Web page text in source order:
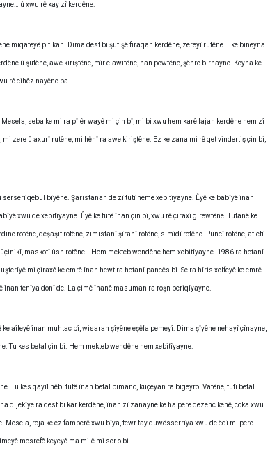
û xwu rê kay zî kerdêne.
miqateyê pitikan. Dima dest bi şutişê firaqan kerdêne, zereyî rutêne. Eke bineyna
û şutêne, awe kiriştêne, mîr elawitêne, nan pewtêne, şêhre birnayne. Keyna ke
rê cihêz nayêne pa.
seba ke mi ra pîlêr wayê mi çin bî, mi bi xwu hem karê lajan kerdêne hem zî
zere û axurî rutêne, mi hênî ra awe kiriştêne. Ez ke zana mi rê qet vindertiş çin bi,
qebul bîyêne. Şaristanan de zî tutî heme xebitîyayne. Êyê ke babîyê înan
xwu de xebitîyayne. Êyê ke tutê înan çin bî, xwu rê çiraxî girewtêne. Tutanê ke
rotêne, qeşaşit rotêne, zimistanî şîranî rotêne, simîdî rotêne. Puncî rotêne, atletî
maskotî ûsn rotêne… Hem mekteb wendêne hem xebitîyayne. 1986 ra hetanî
mi çiraxê ke emrê înan hewt ra hetanî pancês bî. Se ra hîris xelfeyê ke emrê
tenîya donî de. La çimê înanê masuman ra roşn beriqîyayne.
aîleyê înan muhtac bî, wisaran şîyêne eşêfa pemeyî. Dima şîyêne nehayî çînayne,
Tu kes betal çin bi. Hem mekteb wendêne hem xebitîyayne.
Tu kes qayîl nêbi tutê înan betal bimano, kuçeyan ra bigeyro. Vatêne, tutî betal
qijekîye ra dest bi kar kerdêne, înan zî zanayne ke ha pere qezenc kenê, coka xwu
roja ke ez famberê xwu bîya, tewr tay duwêsserrîya xwu de êdî mi pere
mesrefê keyeyê ma milê mi ser o bi.